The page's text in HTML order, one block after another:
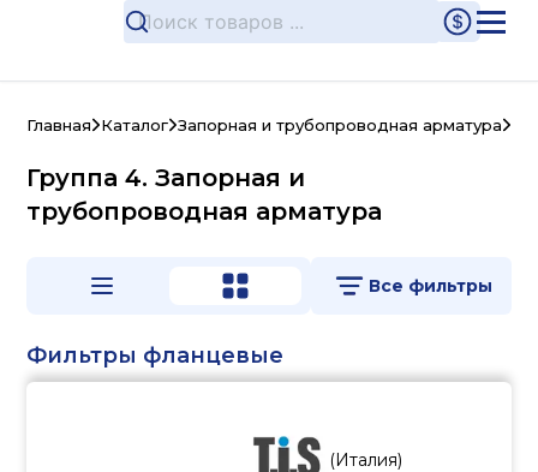
Главная Каталог Запорная и трубопроводная арматура
Группа 4. Запорная и
трубопроводная арматура
Все фильтры
Фильтры фланцевые
(Италия)